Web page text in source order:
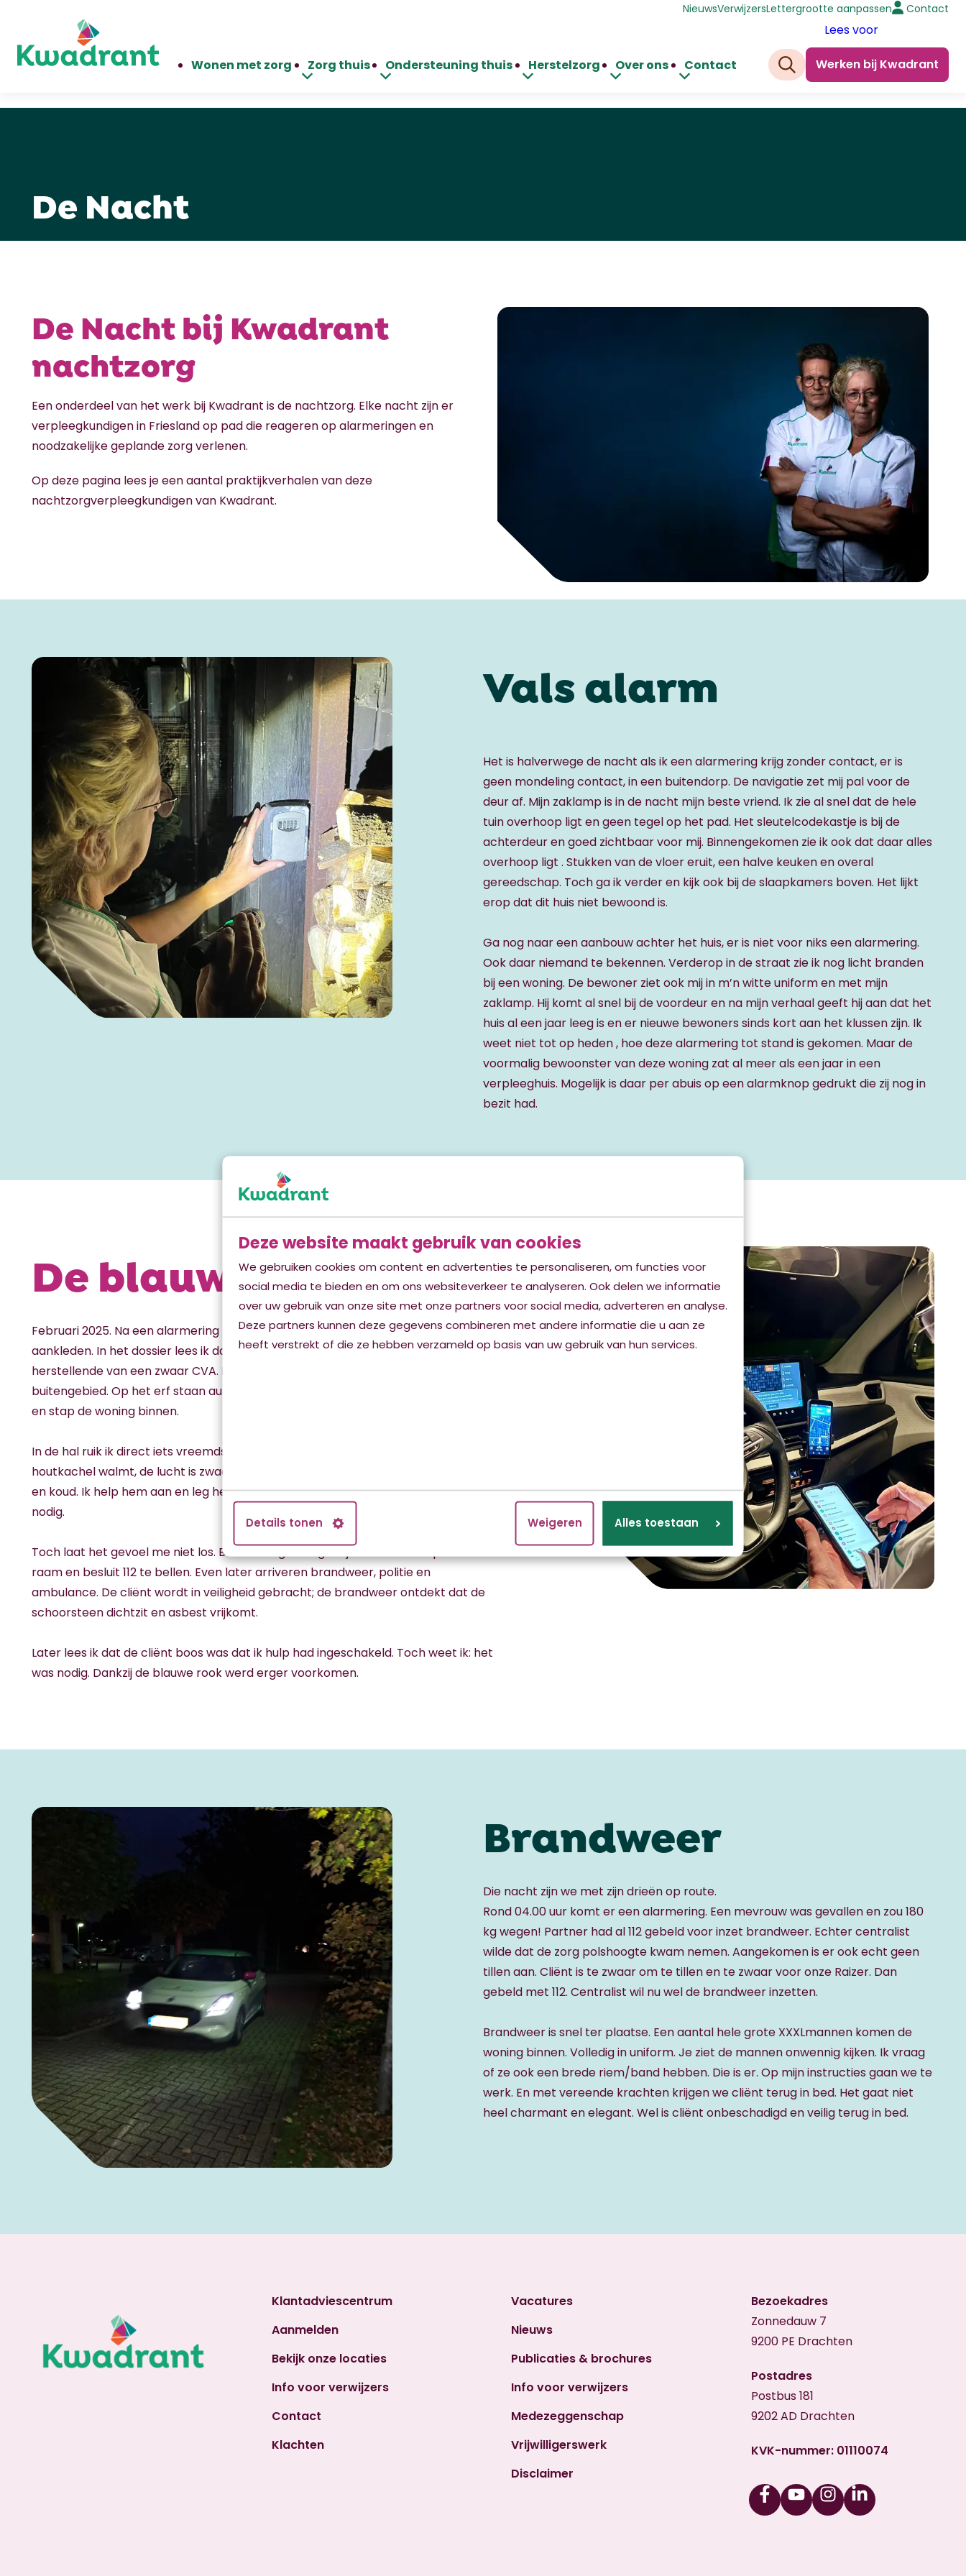
Deze website maakt gebruik van cookies
We gebruiken cookies om content en advertenties te personaliseren, om functies voor
social media te bieden en om ons websiteverkeer te analyseren. Ook delen we informatie
over uw gebruik van onze site met onze partners voor social media, adverteren en analyse.
Deze partners kunnen deze gegevens combineren met andere informatie die u aan ze
heeft verstrekt of die ze hebben verzameld op basis van uw gebruik van hun services.
Details tonen Weigeren Alles toestaan
Wonen met zorg Zorg thuis Ondersteuning thuis Herstelzorg Over ons Contact
Lees voor
Zoeken
Werken bij Kwadrant
NieuwsVerwijzersLettergrootte aanpassen Contact
De Nacht
De Nacht bij Kwadrant
nachtzorg
Een onderdeel van het werk bij Kwadrant is de nachtzorg. Elke nacht zijn er
verpleegkundigen in Friesland op pad die reageren op alarmeringen en
noodzakelijke geplande zorg verlenen.
Op deze pagina lees je een aantal praktijkverhalen van deze
nachtzorgverpleegkundigen van Kwadrant.
Vals alarm
Het is halverwege de nacht als ik een alarmering krijg zonder contact, er is
geen mondeling contact, in een buitendorp. De navigatie zet mij pal voor de
deur af. Mijn zaklamp is in de nacht mijn beste vriend. Ik zie al snel dat de hele
tuin overhoop ligt en geen tegel op het pad. Het sleutelcodekastje is bij de
achterdeur en goed zichtbaar voor mij. Binnengekomen zie ik ook dat daar alles
overhoop ligt . Stukken van de vloer eruit, een halve keuken en overal
gereedschap. Toch ga ik verder en kijk ook bij de slaapkamers boven. Het lijkt
erop dat dit huis niet bewoond is.
Ga nog naar een aanbouw achter het huis, er is niet voor niks een alarmering.
Ook daar niemand te bekennen. Verderop in de straat zie ik nog licht branden
bij een woning. De bewoner ziet ook mij in m’n witte uniform en met mijn
zaklamp. Hij komt al snel bij de voordeur en na mijn verhaal geeft hij aan dat het
huis al een jaar leeg is en er nieuwe bewoners sinds kort aan het klussen zijn. Ik
weet niet tot op heden , hoe deze alarmering tot stand is gekomen. Maar de
voormalig bewoonster van deze woning zat al meer als een jaar in een
verpleeghuis. Mogelijk is daar per abuis op een alarmknop gedrukt die zij nog in
bezit had.
De blauwe rook
Februari 2025. Na een alarmering rijd ik naar een cliënt die hulp vraagt bij het
aankleden. In het dossier lees ik dat het om een man van mijn leeftijd gaat,
herstellende van een zwaar CVA. De route leidt naar een oude boerderij in het
buitengebied. Op het erf staan auto’s. Ik open de deur met de sleutel uit het kluisje
en stap de woning binnen.
In de hal ruik ik direct iets vreemds. Uit de woonkeuken komt dikke blauwe rook. De
houtkachel walmt, de lucht is zwaar. In de slaapkamer ligt de cliënt half ontkleed
en koud. Ik help hem aan en leg het dekbed over hem heen. Meer was er niet
nodig.
Toch laat het gevoel me niet los. Boven hangt een gordijn van rook. Ik open een
raam en besluit 112 te bellen. Even later arriveren brandweer, politie en
ambulance. De cliënt wordt in veiligheid gebracht; de brandweer ontdekt dat de
schoorsteen dichtzit en asbest vrijkomt.
Later lees ik dat de cliënt boos was dat ik hulp had ingeschakeld. Toch weet ik: het
was nodig. Dankzij de blauwe rook werd erger voorkomen.
Brandweer
Die nacht zijn we met zijn drieën op route.
Rond 04.00 uur komt er een alarmering. Een mevrouw was gevallen en zou 180
kg wegen! Partner had al 112 gebeld voor inzet brandweer. Echter centralist
wilde dat de zorg polshoogte kwam nemen. Aangekomen is er ook echt geen
tillen aan. Cliënt is te zwaar om te tillen en te zwaar voor onze Raizer. Dan
gebeld met 112. Centralist wil nu wel de brandweer inzetten.
Brandweer is snel ter plaatse. Een aantal hele grote XXXLmannen komen de
woning binnen. Volledig in uniform. Je ziet de mannen onwennig kijken. Ik vraag
of ze ook een brede riem/band hebben. Die is er. Op mijn instructies gaan we te
werk. En met vereende krachten krijgen we cliënt terug in bed. Het gaat niet
heel charmant en elegant. Wel is cliënt onbeschadigd en veilig terug in bed.
Klantadviescentrum
Aanmelden
Bekijk onze locaties
Info voor verwijzers
Contact
Klachten
Vacatures
Nieuws
Publicaties & brochures
Info voor verwijzers
Medezeggenschap
Vrijwilligerswerk
Disclaimer
Bezoekadres
Zonnedauw 7
9200 PE Drachten
Postadres
Postbus 181
9202 AD Drachten
KVK-nummer: 01110074
FacebookYoutubeInstagramLinkedin